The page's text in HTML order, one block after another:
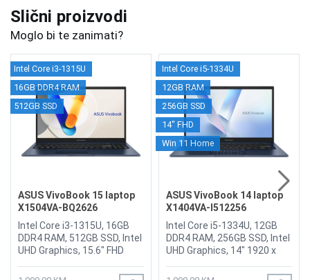
Slični proizvodi
Moglo bi te zanimati?
Intel Core i3-1315U
16GB DDR4 RAM
512GB SSD
ASUS VivoBook 15 laptop
X1504VA-BQ2626
Intel Core i3-1315U, 16GB
DDR4 RAM, 512GB SSD, Intel
UHD Graphics, 15.6" FHD
WebCam 720p HD camera
Intel Core i5-1334U
12GB RAM
256GB SSD
14" FHD
Win 11 Home
ASUS VivoBook 14 laptop
X1404VA-I512256
Intel Core i5-1334U, 12GB
DDR4 RAM, 256GB SSD, Intel
UHD Graphics, 14" 1920 x
720p HD camera With